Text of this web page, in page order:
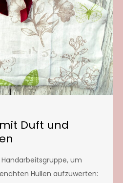
Duft und
um
Hüllen aufzuwerten: